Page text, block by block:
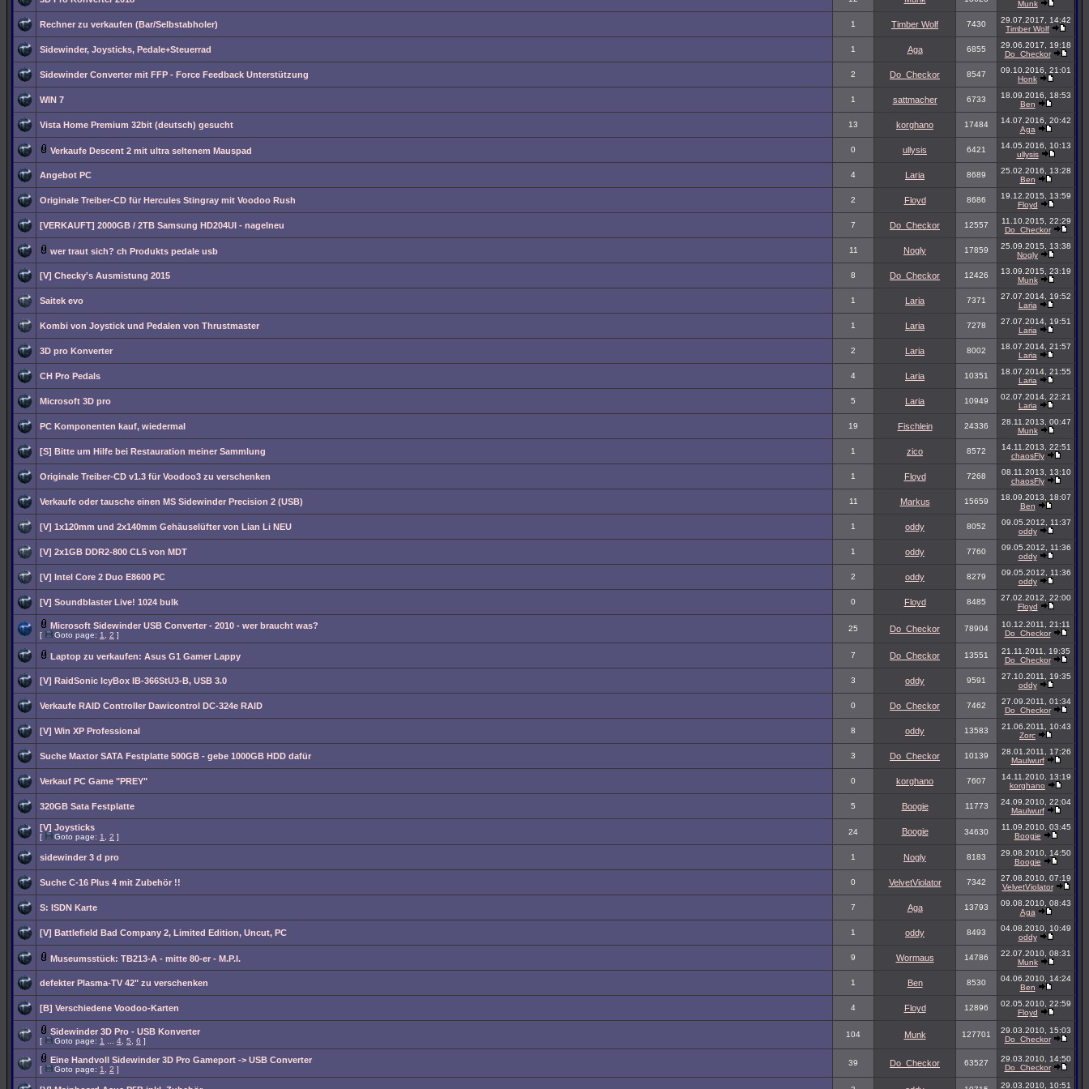
Munk
Rechner zu verkaufen (Bar/Selbstabholer) 1 Timber Wolf 7430
29.07.2017, 14:42
Timber Wolf
Sidewinder, Joysticks, Pedale+Steuerrad 1 Aga 6855
29.06.2017, 19:18
Do_Checkor
Sidewinder Converter mit FFP - Force Feedback Unterstützung 2 Do_Checkor 8547
09.10.2016, 21:01
Honk
WIN 7 1 sattmacher 6733
18.09.2016, 18:53
Ben
Vista Home Premium 32bit (deutsch) gesucht 13 korghano 17484
14.07.2016, 20:42
Aga
Verkaufe Descent 2 mit ultra seltenem Mauspad 0 ullysis 6421
14.05.2016, 10:13
ullysis
Angebot PC 4 Laria 8689
25.02.2016, 13:28
Ben
Originale Treiber-CD für Hercules Stingray mit Voodoo Rush 2 Floyd 8686
19.12.2015, 13:59
Floyd
[VERKAUFT] 2000GB / 2TB Samsung HD204UI - nagelneu 7 Do_Checkor 12557
11.10.2015, 22:29
Do_Checkor
wer traut sich? ch Produkts pedale usb 11 Nogly 17859
25.09.2015, 13:38
Nogly
[V] Checky's Ausmistung 2015 8 Do_Checkor 12426
13.09.2015, 23:19
Munk
Saitek evo 1 Laria 7371
27.07.2014, 19:52
Laria
Kombi von Joystick und Pedalen von Thrustmaster 1 Laria 7278
27.07.2014, 19:51
Laria
3D pro Konverter 2 Laria 8002
18.07.2014, 21:57
Laria
CH Pro Pedals 4 Laria 10351
18.07.2014, 21:55
Laria
Microsoft 3D pro 5 Laria 10949
02.07.2014, 22:21
Laria
PC Komponenten kauf, wiedermal 19 Fischlein 24336
28.11.2013, 00:47
Munk
[S] Bitte um Hilfe bei Restauration meiner Sammlung 1 zico 8572
14.11.2013, 22:51
chaosFly
Originale Treiber-CD v1.3 für Voodoo3 zu verschenken 1 Floyd 7268
08.11.2013, 13:10
chaosFly
Verkaufe oder tausche einen MS Sidewinder Precision 2 (USB) 11 Markus 15659
18.09.2013, 18:07
Ben
[V] 1x120mm und 2x140mm Gehäuselüfter von Lian Li NEU 1 oddy 8052
09.05.2012, 11:37
oddy
[V] 2x1GB DDR2-800 CL5 von MDT 1 oddy 7760
09.05.2012, 11:36
oddy
[V] Intel Core 2 Duo E8600 PC 2 oddy 8279
09.05.2012, 11:36
oddy
[V] Soundblaster Live! 1024 bulk 0 Floyd 8485
27.02.2012, 22:00
Floyd
Microsoft Sidewinder USB Converter - 2010 - wer braucht was?
[ Goto page: 1 2 ]
25 Do_Checkor 78904
10.12.2011, 21:11
Do_Checkor
Laptop zu verkaufen: Asus G1 Gamer Lappy 7 Do_Checkor 13551
21.11.2011, 19:35
Do_Checkor
[V] RaidSonic IcyBox IB-366StU3-B, USB 3.0 3 oddy 9591
27.10.2011, 19:35
oddy
Verkaufe RAID Controller Dawicontrol DC-324e RAID 0 Do_Checkor 7462
27.09.2011, 01:34
Do_Checkor
[V] Win XP Professional 8 oddy 13583
21.06.2011, 10:43
Zorc
Suche Maxtor SATA Festplatte 500GB - gebe 1000GB HDD dafür 3 Do_Checkor 10139
28.01.2011, 17:26
Maulwurf
Verkauf PC Game "PREY" 0 korghano 7607
14.11.2010, 13:19
korghano
320GB Sata Festplatte 5 Boogie 11773
24.09.2010, 22:04
Maulwurf
[V] Joysticks
[ Goto page: 1 2 ]
24 Boogie 34630
11.09.2010, 03:45
Boogie
sidewinder 3 d pro 1 Nogly 8183
29.08.2010, 14:50
Boogie
Suche C-16 Plus 4 mit Zubehör !! 0 VelvetViolator 7342
27.08.2010, 07:19
VelvetViolator
S: ISDN Karte 7 Aga 13793
09.08.2010, 08:43
Aga
[V] Battlefield Bad Company 2, Limited Edition, Uncut, PC 1 oddy 8493
04.08.2010, 10:49
oddy
Museumsstück: TB213-A - mitte 80-er - M.P.I. 9 Wormaus 14786
22.07.2010, 08:31
Munk
defekter Plasma-TV 42" zu verschenken 1 Ben 8530
04.06.2010, 14:24
Ben
[B] Verschiedene Voodoo-Karten 4 Floyd 12896
02.05.2010, 22:59
Floyd
Sidewinder 3D Pro - USB Konverter
[ Goto page: 1 4 5 6 ]
104 Munk 127701
29.03.2010, 15:03
Do_Checkor
Eine Handvoll Sidewinder 3D Pro Gameport -> USB Converter
[ Goto page: 1 2 ]
39 Do_Checkor 63527
29.03.2010, 14:50
Do_Checkor
29.03.2010, 10:51